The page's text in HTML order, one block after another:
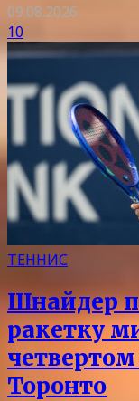
09.08.2026
10
ТЕННИС
Шнайдер
ракетку
Торонто